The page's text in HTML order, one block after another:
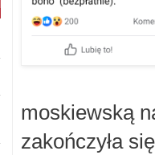
moskiewską
zakończyła